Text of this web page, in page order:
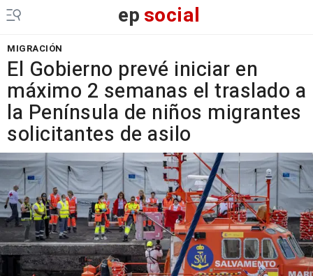
epsocial
MIGRACIÓN
El Gobierno prevé iniciar en
máximo 2 semanas el traslado a
la Península de niños migrantes
solicitantes de asilo